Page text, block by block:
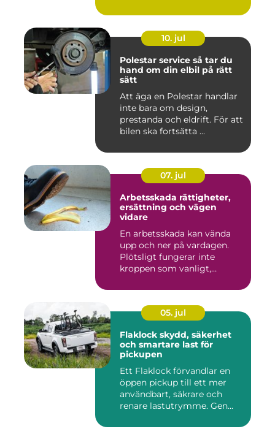
10. jul
Polestar service så tar du
hand om din elbil på rätt
sätt
Att äga en Polestar handlar
inte bara om design,
prestanda och eldrift. För att
bilen ska fortsätta ...
07. jul
Arbetsskada rättigheter,
ersättning och vägen
vidare
En arbetsskada kan vända
upp och ner på vardagen.
Plötsligt fungerar inte
kroppen som vanligt,
05. jul
Flaklock skydd, säkerhet
och smartare last för
pickupen
Ett Flaklock förvandlar en
öppen pickup till ett mer
användbart, säkrare och
renare lastutrymme. Gen...